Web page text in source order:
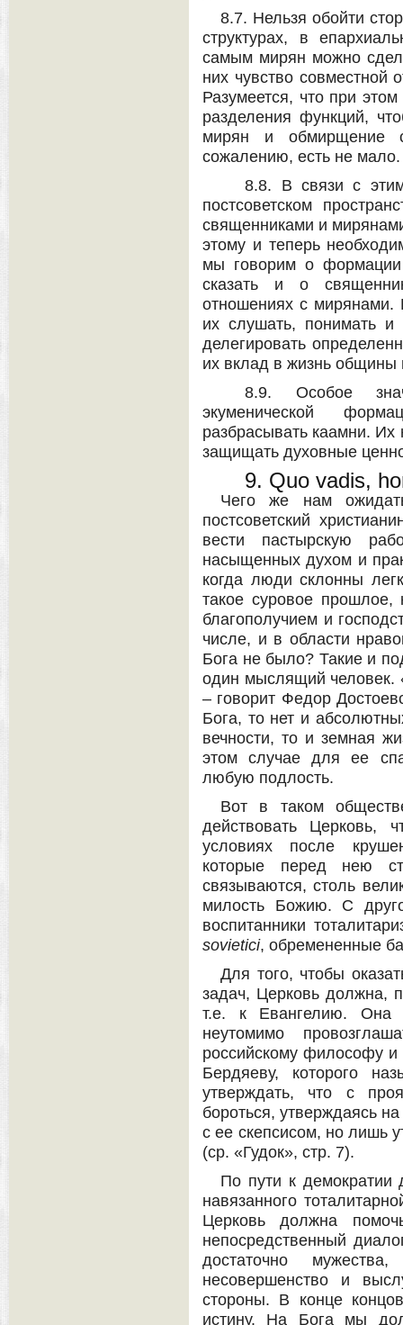
8.7. Нельзя обойти
структурах, в
самым мирян можно
них чувство совместной
Разумеется, что при
разделения функций,
мирян и обмирщение
сожалению, есть не мало.
8.8. В связи с
постсоветском
священниками и
этому и теперь
мы говорим о
сказать и о
отношениях с мирянами.
их слушать, понимать
делегировать
их вклад в жизнь
8.9. Особое
экуменической
разбрасывать каамни.
защищать духовные
9. Quo vadis,
Чего же нам
постсоветский
вести пастырскую
насыщенных духом и
когда люди склонны
такое суровое
благополучием и
числе, и в области
Бога не было? Такие и
один мыслящий человек.
– говорит Федор
Бога, то нет и
вечности, то и земная
этом случае для ее
любую подлость.
Вот в таком
действовать Церковь,
условиях после
которые перед нею
связываются, столь
милость Божию. С
воспитанники
sovietici, обремененные
Для того, чтобы
задач, Церковь должна,
т.е. к Евангелию. Она
неутомимо
российскому философу
Бердяеву, которого
утверждать, что с
бороться, утверждаясь
с ее скепсисом, но лишь
(ср. «Гудок», стр. 7).
По пути к демократии
навязанного
Церковь должна
непосредственный
достаточно
несовершенство и
стороны. В конце
истину. На Бога мы